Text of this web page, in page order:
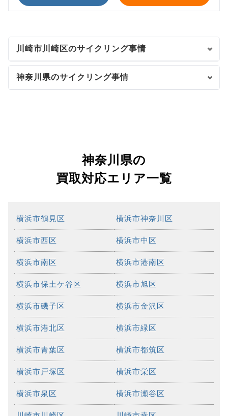
川崎市川崎区のサイクリング事情
神奈川県のサイクリング事情
神奈川県の
買取対応エリア一覧
横浜市鶴見区 横浜市神奈川区
横浜市西区 横浜市中区
横浜市南区 横浜市港南区
横浜市保土ケ谷区 横浜市旭区
横浜市磯子区 横浜市金沢区
横浜市港北区 横浜市緑区
横浜市青葉区 横浜市都筑区
横浜市戸塚区 横浜市栄区
横浜市泉区 横浜市瀬谷区